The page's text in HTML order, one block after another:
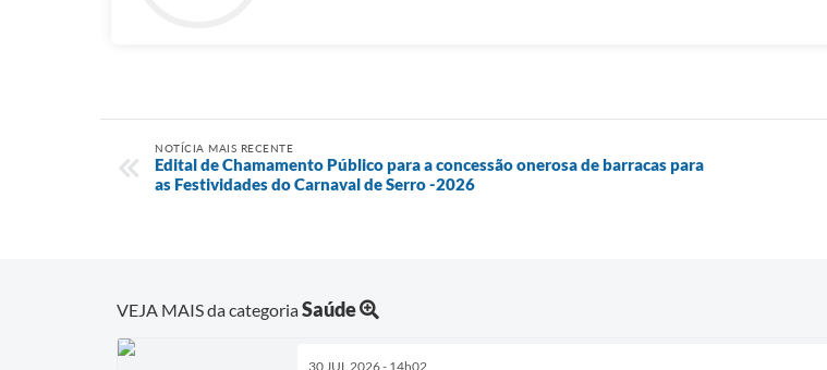
NOTÍCIA MAIS RECENTE
Edital de Chamamento Público para a concessão onerosa de barracas para
as Festividades do Carnaval de Serro -2026
VEJA MAIS da categoriaSaúde
30 JUL 2026 - 14h02